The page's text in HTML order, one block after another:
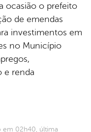
ocasião o prefeito
de emendas
investimentos em
no Município
e renda
em 02h40, última